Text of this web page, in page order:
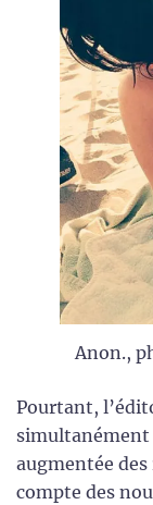
Anon.,
Pourtant,
simultanément
augmentée
compte des